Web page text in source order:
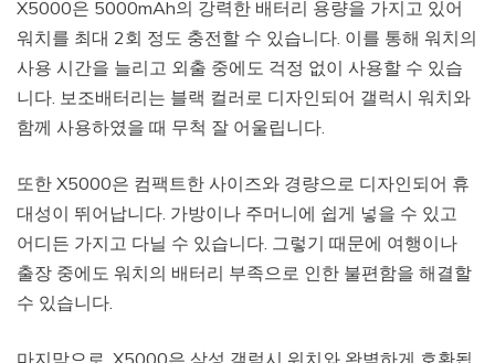
X5000은 5000mAh의 강력한 배터리 용량을 가지고 있어
워치를 최대 2회 정도 충전할 수 있습니다. 이를 통해 워치의
사용 시간을 늘리고 외출 중에도 걱정 없이 사용할 수 있습
니다. 보조배터리는 블랙 컬러로 디자인되어 갤럭시 워치와
함께 사용하였을 때 무척 잘 어울립니다.
또한 X5000은 컴팩트한 사이즈와 경량으로 디자인되어 휴
대성이 뛰어납니다. 가방이나 주머니에 쉽게 넣을 수 있고
어디든 가지고 다닐 수 있습니다. 그렇기 때문에 여행이나
출장 중에도 워치의 배터리 부족으로 인한 불편함을 해결할
수 있습니다.
마지막으로, X5000은 삼성 갤럭시 워치와 완벽하게 호환됩